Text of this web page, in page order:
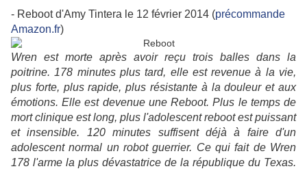
- Reboot d'Amy Tintera le 12 février 2014 (précommande
Amazon.fr)
Wren est morte après avoir reçu trois balles dans la
poitrine. 178 minutes plus tard, elle est revenue à la vie,
plus forte, plus rapide, plus résistante à la douleur et aux
émotions. Elle est devenue une Reboot. Plus le temps de
mort clinique est long, plus l'adolescent reboot est puissant
et insensible. 120 minutes suffisent déjà à faire d'un
adolescent normal un robot guerrier. Ce qui fait de Wren
178 l'arme la plus dévastatrice de la république du Texas.